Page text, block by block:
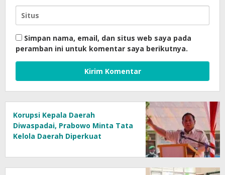
Simpan nama, email, dan situs web saya pada
peramban ini untuk komentar saya berikutnya.
Korupsi Kepala Daerah
Diwaspadai, Prabowo Minta Tata
Kelola Daerah Diperkuat